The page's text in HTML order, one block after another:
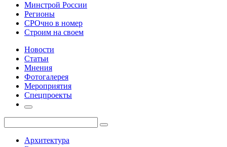
Минстрой России
Регионы
СРОчно в номер
Строим на своем
Новости
Статьи
Мнения
Фотогалерея
Мероприятия
Спецпроекты
Архитектура